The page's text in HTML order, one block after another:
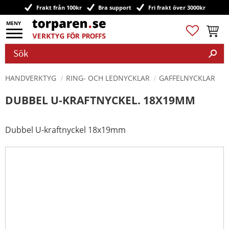
Meny
Frakt från 100kr Bra support Fri frakt över 3000kr
Favoriter
HANDVERKTYG RING- OCH LEDNYCKLAR GAFFELNYCKLAR
DUBBEL U-KRAFTNYCKEL. 18X19MM
Dubbel U-kraftnyckel 18x19mm